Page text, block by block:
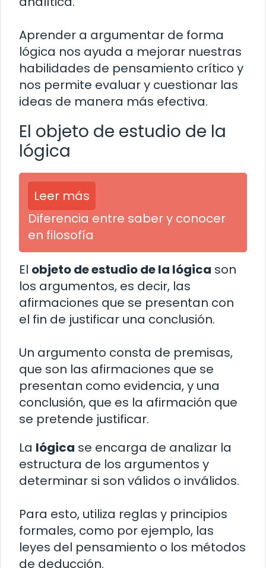
Aprender a argumentar de forma
lógica nos ayuda a mejorar nuestras
habilidades de pensamiento crítico y
nos permite evaluar y cuestionar las
ideas de manera más efectiva.
El objeto de estudio de la
lógica
Leer más
Diferencia entre saber y conocer
en filosofía
El objeto de estudio de la lógica son
los argumentos, es decir, las
afirmaciones que se presentan con
el fin de justificar una conclusión.
Un argumento consta de premisas,
que son las afirmaciones que se
presentan como evidencia, y una
conclusión, que es la afirmación que
se pretende justificar.
La lógica se encarga de analizar la
estructura de los argumentos y
determinar si son válidos o inválidos.
Para esto, utiliza reglas y principios
formales, como por ejemplo, las
leyes del pensamiento o los métodos
de deducción.